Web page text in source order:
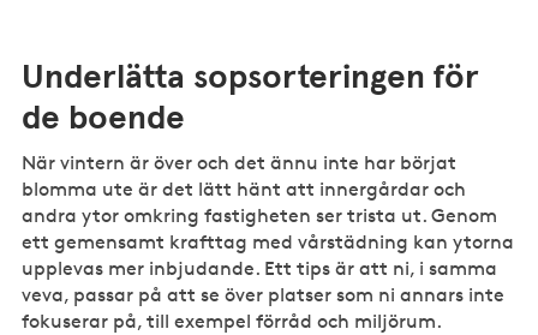
Underlätta sopsorteringen för
de boende
När vintern är över och det ännu inte har börjat
blomma ute är det lätt hänt att innergårdar och
andra ytor omkring fastigheten ser trista ut. Genom
ett gemensamt krafttag med vårstädning kan ytorna
upplevas mer inbjudande. Ett tips är att ni, i samma
veva, passar på att se över platser som ni annars inte
fokuserar på, till exempel förråd och miljörum.